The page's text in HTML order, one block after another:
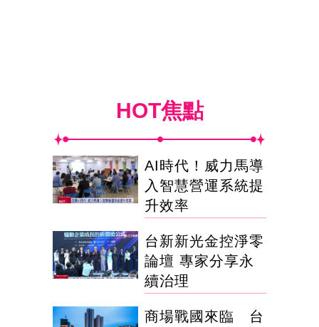
HOT焦點
AI時代！威力馬導
入智慧營運系統提
升效率
台新新光金控淨零
論壇 專家分享永
續治理
商場戰國來臨 台